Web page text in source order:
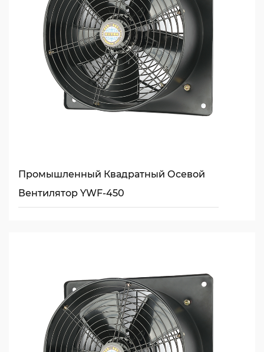
Промышленный Квадратный Осевой
Вентилятор YWF-450